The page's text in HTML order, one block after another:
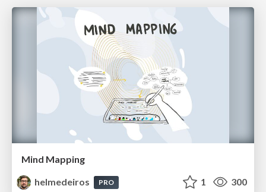
Mind Mapping
helmedeiros
PRO 1 300